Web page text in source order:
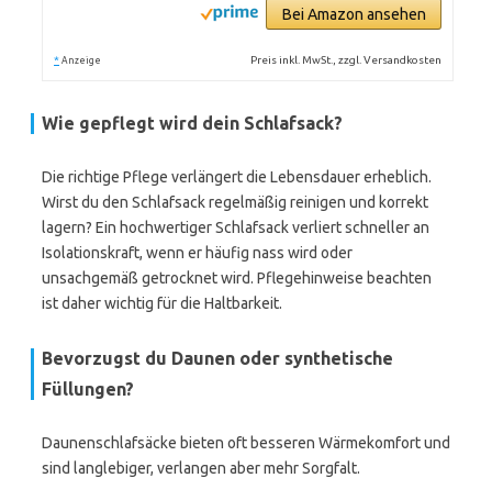
Bei Amazon ansehen
* Anzeige Preis inkl. MwSt., zzgl. Versandkosten
Wie gepflegt wird dein Schlafsack?
Die richtige Pflege verlängert die Lebensdauer erheblich.
Wirst du den Schlafsack regelmäßig reinigen und korrekt
lagern? Ein hochwertiger Schlafsack verliert schneller an
Isolationskraft, wenn er häufig nass wird oder
unsachgemäß getrocknet wird. Pflegehinweise beachten
ist daher wichtig für die Haltbarkeit.
Bevorzugst du Daunen oder synthetische
Füllungen?
Daunenschlafsäcke bieten oft besseren Wärmekomfort und
sind langlebiger, verlangen aber mehr Sorgfalt.